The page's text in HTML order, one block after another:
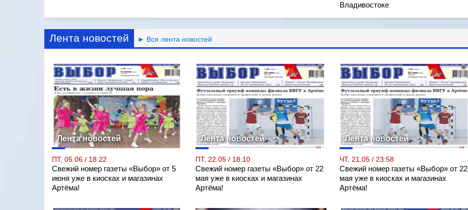
Владивостоке
Лента новостей ► Вся лента новостей
Лента новостей
ПТ, 05.06 / 18:22
Свежий номер газеты «Выбор» от 5
июня уже в киосках и магазинах
Артёма!
Лента новостей
ПТ, 22.05 / 18:10
Свежий номер газеты «Выбор» от 22
мая уже в киосках и магазинах
Артёма!
Лента новостей
ЧТ, 21.05 / 23:58
Свежий номер газеты «Выбор» от 22
мая уже в киосках и магазинах
Артёма!